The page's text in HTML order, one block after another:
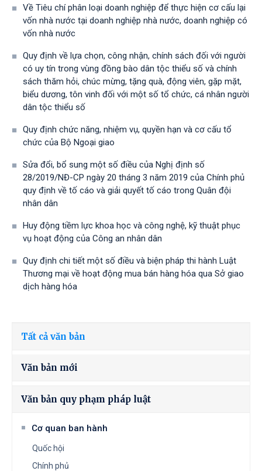
Về Tiêu chí phân loại doanh nghiệp để thực hiện cơ cấu lại
vốn nhà nước tại doanh nghiệp nhà nước, doanh nghiệp có
vốn nhà nước
Quy định về lựa chọn, công nhận, chính sách đối với người
có uy tín trong vùng đồng bào dân tộc thiểu số và chính
sách thăm hỏi, chúc mừng, tặng quà, động viên, gặp mặt,
biểu dương, tôn vinh đối với một số tổ chức, cá nhân người
dân tộc thiểu số
Quy định chức năng, nhiệm vụ, quyền hạn và cơ cấu tổ
chức của Bộ Ngoại giao
Sửa đổi, bổ sung một số điều của Nghị định số
28/2019/NĐ-CР ngày 20 tháng 3 năm 2019 của Chính phủ
quy định về tố cáo và giải quyết tố cáo trong Quân đội
nhân dân
Huy động tiềm lực khoa học và công nghệ, kỹ thuật phục
vụ hoạt động của Công an nhân dân
Quy định chi tiết một số điều và biện pháp thi hành Luật
Thương mại về hoạt động mua bán hàng hóa qua Sở giao
dịch hàng hóa
Tất cả văn bản
Văn bản mới
Văn bản quy phạm pháp luật
Cơ quan ban hành
Quốc hội
Chính phủ